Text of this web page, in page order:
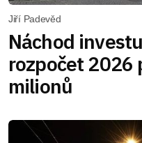
Jiří Padevěd
Náchod
rozpočet 2026
milionů